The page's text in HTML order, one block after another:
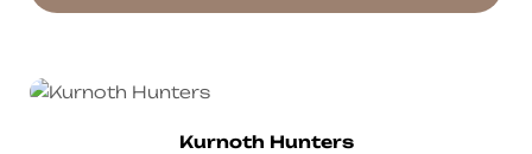
Kurnoth Hunters